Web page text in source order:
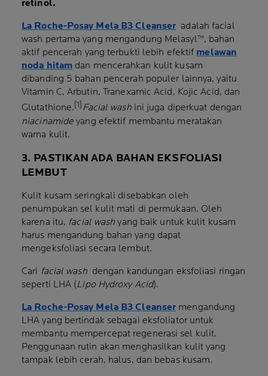
retinol.
La Roche-Posay Mela B3 Cleanser adalah facial
wash pertama yang mengandung Melasyl™, bahan
aktif pencerah yang terbukti lebih efektif melawan
noda hitam dan mencerahkan kulit kusam
dibanding 5 bahan pencerah populer lainnya, yaitu
Vitamin C, Arbutin, Tranexamic Acid, Kojic Acid, dan
Glutathione.[1] Facial wash ini juga diperkuat dengan
niacinamideyang efektif membantu meratakan
warna kulit.
3. PASTIKAN ADA BAHAN EKSFOLIASI
LEMBUT
Kulit kusam seringkali disebabkan oleh
penumpukan sel kulit mati di permukaan. Oleh
karena itu, facial wash yang baik untuk kulit kusam
harus mengandung bahan yang dapat
mengeksfoliasi secara lembut.
Cari facial wash dengan kandungan eksfoliasi ringan
seperti LHA (Lipo Hydroxy Acid).
La Roche-Posay Mela B3 Cleanser mengandung
LHA yang bertindak sebagai eksfoliator untuk
membantu mempercepat regenerasi sel kulit.
Penggunaan rutin akan menghasilkan kulit yang
tampak lebih cerah, halus, dan bebas kusam.